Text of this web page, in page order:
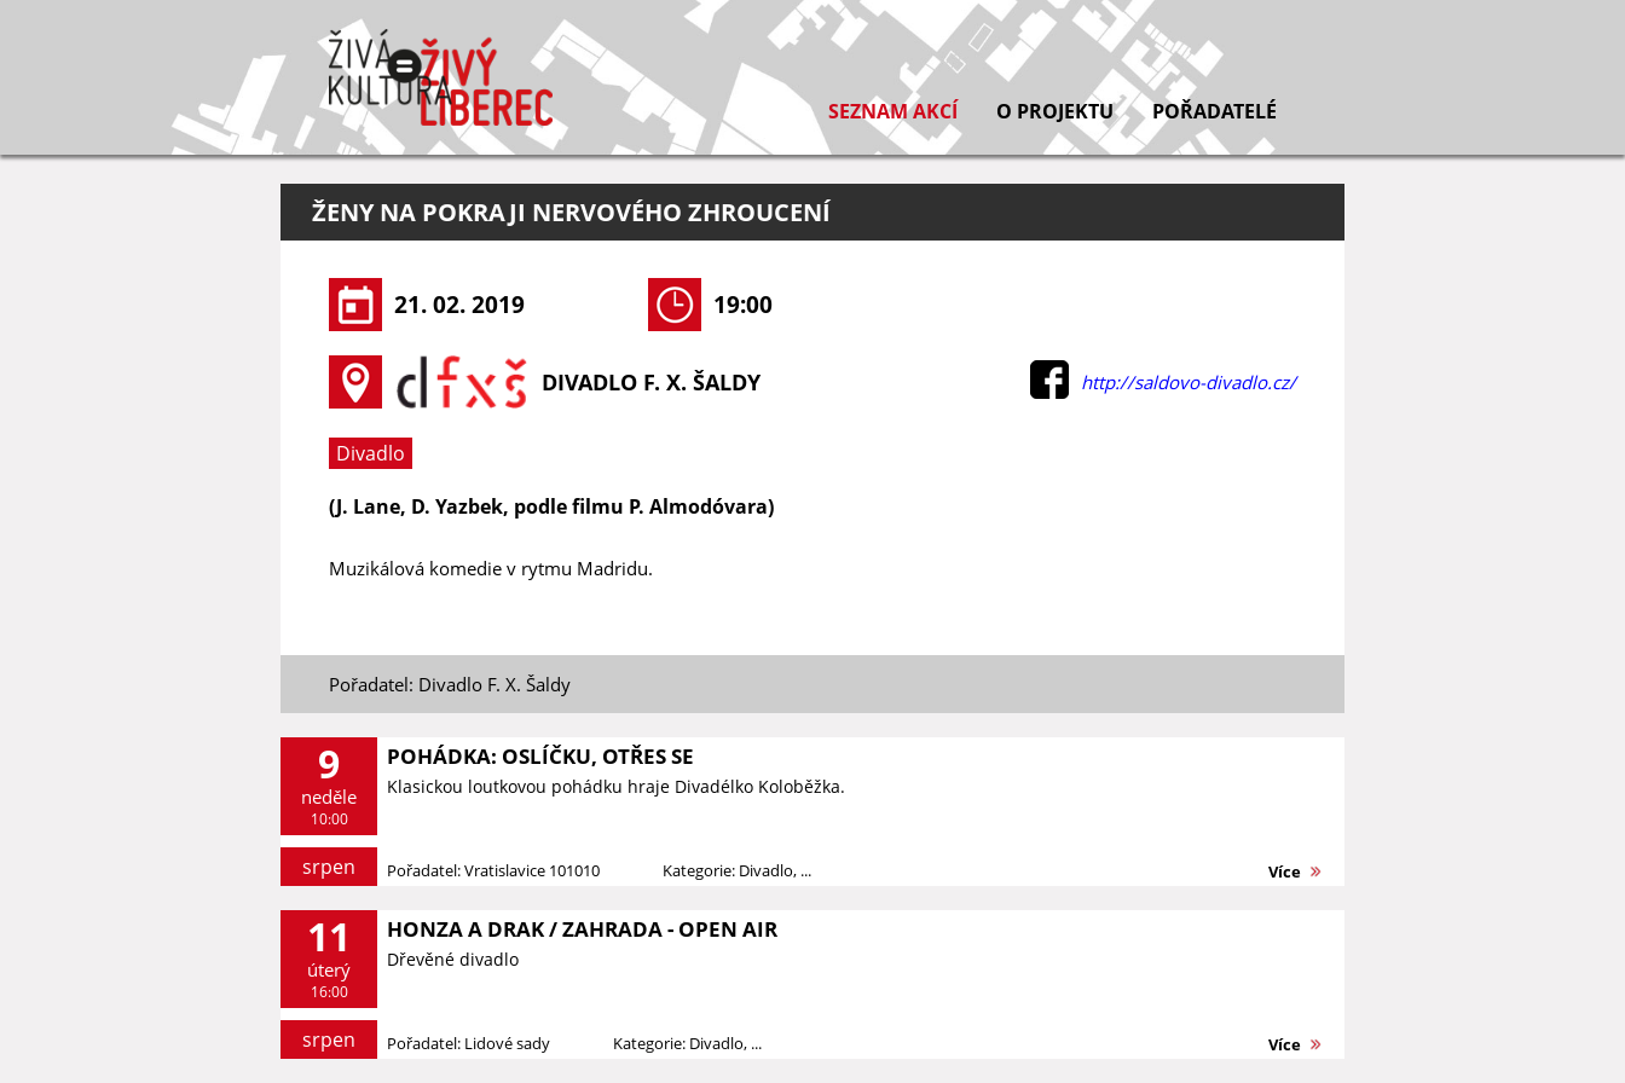
SEZNAM AKCÍ O PROJEKTU POŘADATELÉ
ŽENY NA POKRAJI NERVOVÉHO ZHROUCENÍ
21. 02. 2019 19:00
DIVADLO F. X. ŠALDY http://saldovo-divadlo.cz/
Divadlo
(J. Lane, D. Yazbek, podle filmu P. Almodóvara)
Muzikálová komedie v rytmu Madridu.
Pořadatel: Divadlo F. X. Šaldy
9
neděle
10:00
srpen
POHÁDKA: OSLÍČKU, OTŘES SE
Klasickou loutkovou pohádku hraje Divadélko Koloběžka.
Pořadatel: Vratislavice 101010 Kategorie: Divadlo, ... Více
11
úterý
16:00
srpen
HONZA A DRAK / ZAHRADA - OPEN AIR
Dřevěné divadlo
Pořadatel: Lidové sady Kategorie: Divadlo, ... Více